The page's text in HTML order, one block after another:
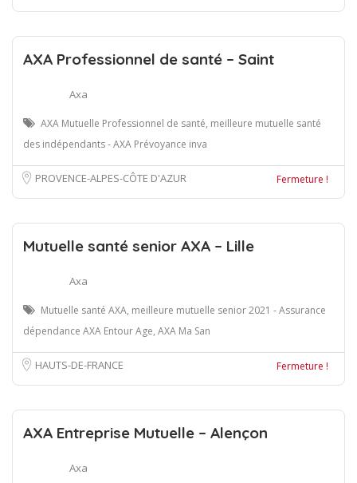
AXA Professionnel de santé – Saint
Axa
AXA Mutuelle Professionnel de santé, meilleure mutuelle santé
des indépendants - AXA Prévoyance inva
PROVENCE-ALPES-CÔTE D'AZUR Fermeture !
Mutuelle santé senior AXA – Lille
Axa
Mutuelle santé AXA, meilleure mutuelle senior 2021 - Assurance
dépendance AXA Entour Age, AXA Ma San
HAUTS-DE-FRANCE Fermeture !
AXA Entreprise Mutuelle – Alençon
Axa